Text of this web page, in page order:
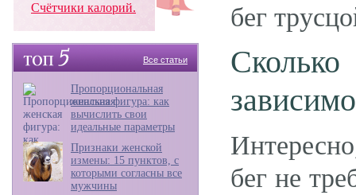
Счётчики калорий.
Все статьи
Пропорциональная
женская фигура: как
вычислить свои
идеальные параметры
Признаки женской
измены: 15 пунктов, с
которыми согласны все
мужчины
бег
бег не